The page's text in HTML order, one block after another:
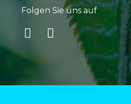
Folgen Sie uns auf